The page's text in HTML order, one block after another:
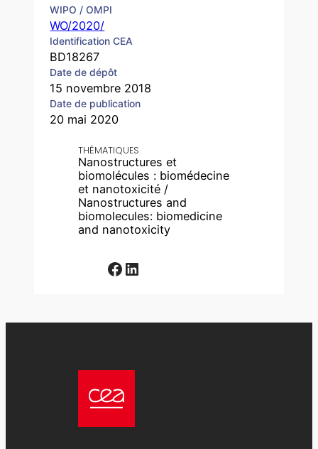
WIPO / OMPI
WO/2020/
Identification CEA
BD18267
Date de dépôt
15 novembre 2018
Date de publication
20 mai 2020
THÉMATIQUES
Nanostructures et
biomolécules : biomédecine
et nanotoxicité /
Nanostructures and
biomolecules: biomedicine
and nanotoxicity
Facebook LinkedIn